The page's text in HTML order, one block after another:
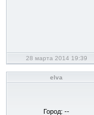
28 марта 2014 19:39
elva
Город: --